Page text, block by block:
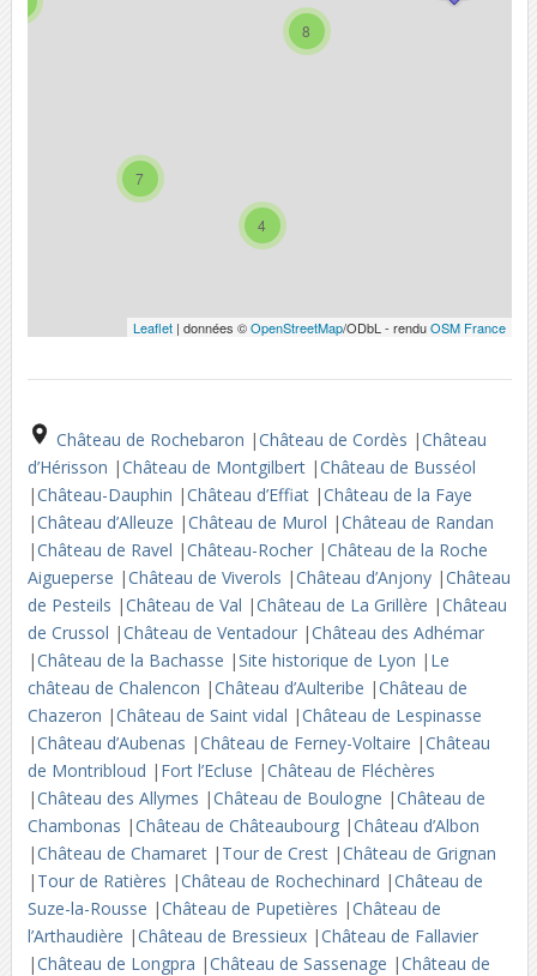
4
8
7
Leaflet | données ©OpenStreetMap/ODbL - renduOSM France
Château de Rochebaron |Château de Cordès |Château
d’Hérisson |Château de Montgilbert |Château de Busséol
|Château-Dauphin |Château d’Effiat |Château de la Faye
|Château d’Alleuze |Château de Murol |Château de Randan
|Château de Ravel |Château-Rocher |Château de la Roche
Aigueperse |Château de Viverols |Château d’Anjony |Château
de Pesteils |Château de Val |Château de La Grillère |Château
de Crussol |Château de Ventadour |Château des Adhémar
|Château de la Bachasse |Site historique de Lyon | Le
château de Chalencon |Château d’Aulteribe |Château de
Chazeron |Château de Saint vidal |Château de Lespinasse
|Château d’Aubenas |Château de Ferney-Voltaire |Château
de Montribloud | Fort l’Ecluse |Château de Fléchères
|Château des Allymes |Château de Boulogne |Château de
Chambonas |Château de Châteaubourg |Château d’Albon
|Château de Chamaret | Tour de Crest |Château de Grignan
| Tour de Ratières |Château de Rochechinard |Château de
Suze-la-Rousse |Château de Pupetières |Château de
l’Arthaudière |Château de Bressieux |Château de Fallavier
|Château de Longpra |Château de Sassenage |Château de